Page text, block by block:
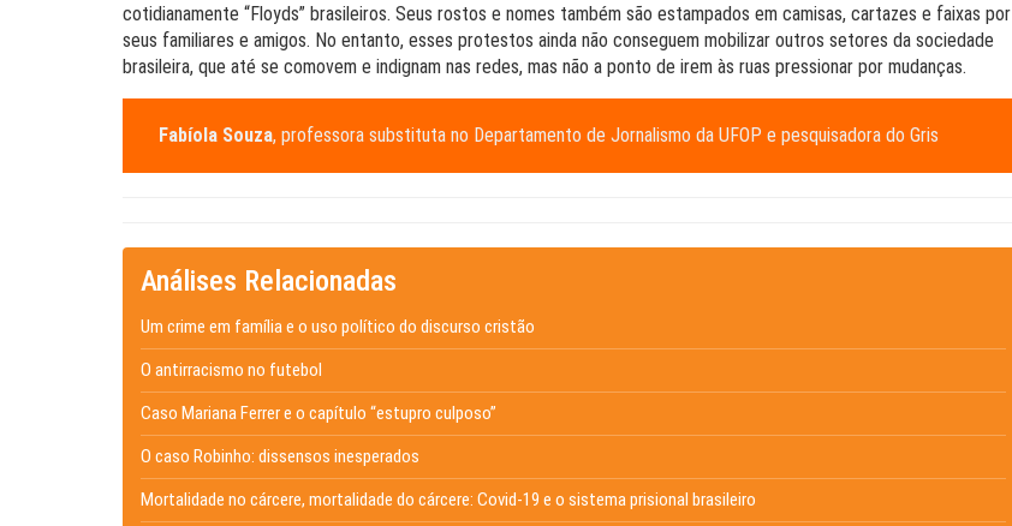
cotidianamente “Floyds” brasileiros. Seus rostos e nomes também são estampados em camisas, cartazes e faixas por
seus familiares e amigos. No entanto, esses protestos ainda não conseguem mobilizar outros setores da sociedade
brasileira, que até se comovem e indignam nas redes, mas não a ponto de irem às ruas pressionar por mudanças.
Fabíola Souza, professora substituta no Departamento de Jornalismo da UFOP e pesquisadora do Gris
Análises Relacionadas
Um crime em família e o uso político do discurso cristão
O antirracismo no futebol
Caso Mariana Ferrer e o capítulo “estupro culposo”
O caso Robinho: dissensos inesperados
Mortalidade no cárcere, mortalidade do cárcere: Covid-19 e o sistema prisional brasileiro